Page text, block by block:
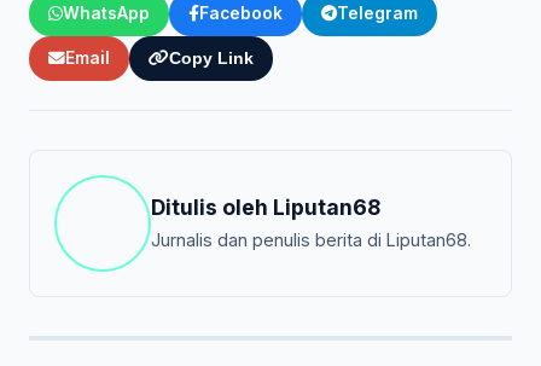
WhatsApp Facebook Telegram
Email Copy Link
Ditulis oleh Liputan68
Jurnalis dan penulis berita di Liputan68.